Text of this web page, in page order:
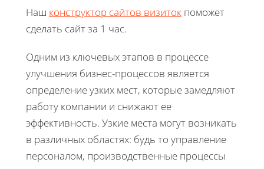
Наш конструктор сайтов визиток поможет
сделать сайт за 1 час.
Одним из ключевых этапов в процессе
улучшения бизнес-процессов является
определение узких мест, которые замедляют
работу компании и снижают ее
эффективность. Узкие места могут возникать
в различных областях: будь то управление
персоналом, производственные процессы